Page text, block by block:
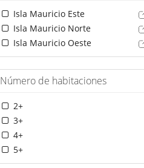
Isla Mauricio Este
Isla Mauricio Norte
Isla Mauricio Oeste
Número de habitaciones
2+
3+
4+
5+